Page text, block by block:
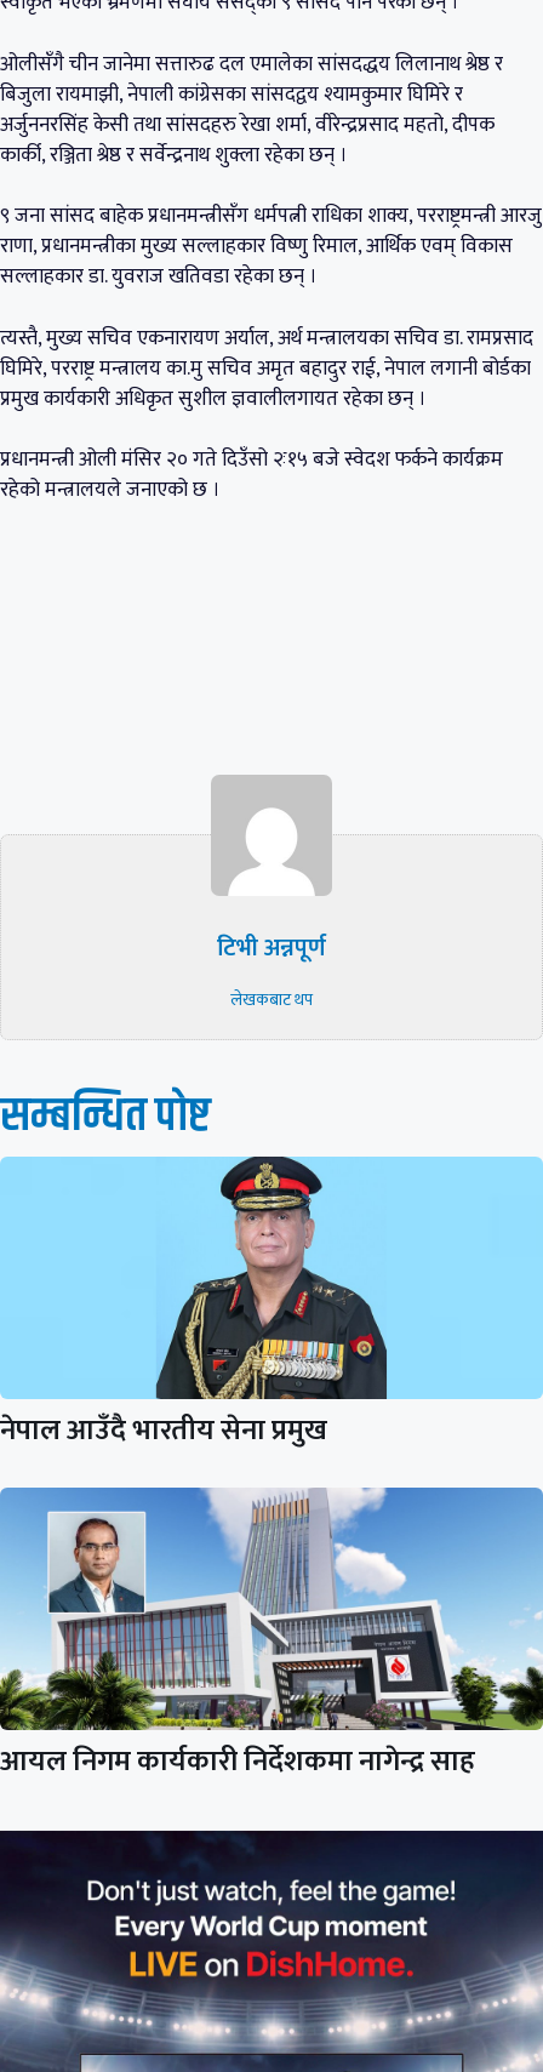
ओलीसँगै चीन जानेमा सत्तारुढ दल एमालेका सांसदद्धय लिलानाथ श्रेष्ठ र
बिजुला रायमाझी, नेपाली कांग्रेसका सांसदद्वय श्यामकुमार घिमिरे र
अर्जुननरसिंह केसी तथा सांसदहरु रेखा शर्मा, वीरेन्द्रप्रसाद महतो, दीपक
कार्की, रञ्जिता श्रेष्ठ र सर्वेन्द्रनाथ शुक्ला रहेका छन् ।
९ जना सांसद बाहेक प्रधानमन्त्रीसँग धर्मपत्नी राधिका शाक्य, परराष्ट्रमन्त्री आरजु
राणा, प्रधानमन्त्रीका मुख्य सल्लाहकार विष्णु रिमाल, आर्थिक एवम् विकास
सल्लाहकार डा. युवराज खतिवडा रहेका छन् ।
त्यस्तै, मुख्य सचिव एकनारायण अर्याल, अर्थ मन्त्रालयका सचिव डा. रामप्रसाद
घिमिरे, परराष्ट्र मन्त्रालय का.मु सचिव अमृत बहादुर राई, नेपाल लगानी बोर्डका
प्रमुख कार्यकारी अधिकृत सुशील ज्ञवालीलगायत रहेका छन् ।
प्रधानमन्त्री ओली मंसिर २० गते दिउँसो २ः१५ बजे स्वेदश फर्कने कार्यक्रम
रहेको मन्त्रालयले जनाएको छ ।
टिभी अन्नपूर्ण
लेखकबाट थप
सम्बन्धित पाेष्ट
नेपाल आउँदै भारतीय सेना प्रमुख
आयल निगम कार्यकारी निर्देशकमा नागेन्द्र साह